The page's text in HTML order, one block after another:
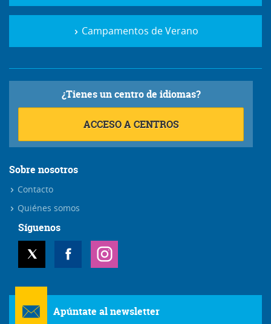
Campamentos de Verano
¿Tienes un centro de idiomas?
ACCESO A CENTROS
Sobre nosotros
Contacto
Quiénes somos
Síguenos
Apúntate al newsletter